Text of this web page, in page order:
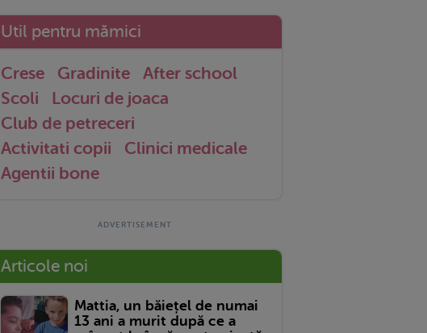
Util pentru mămici
Crese Gradinite
After school
Scoli
Locuri de joaca
Club de petreceri
Activitati copii
Clinici medicale
Agentii bone
Articole noi
Mattia, un băiețel de numai
13 ani a murit după ce a